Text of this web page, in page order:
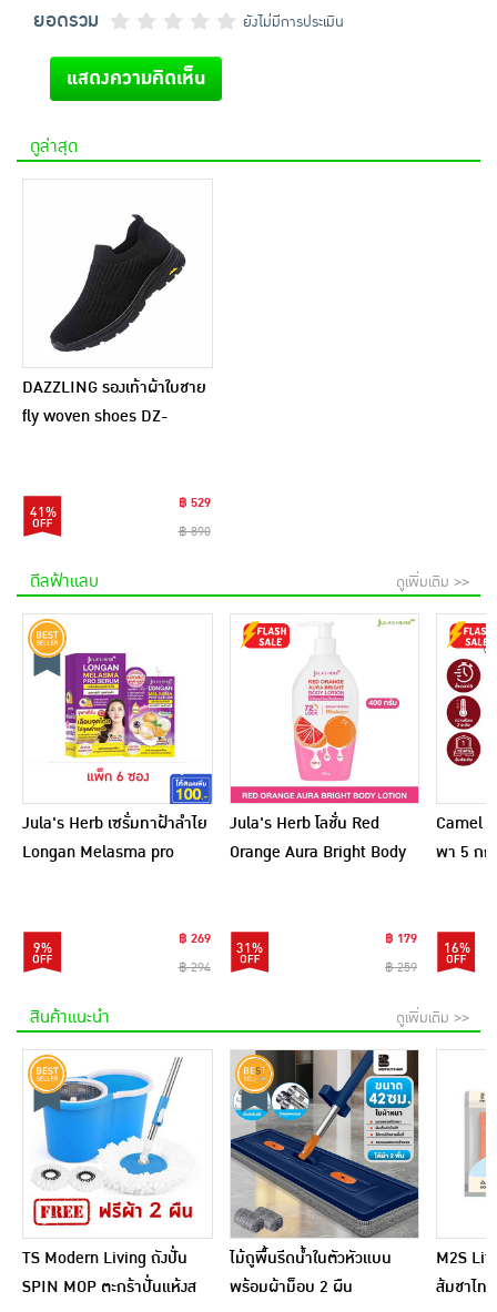
ยอดรวม ยังไม่มีการประเมิน
แสดงความคิดเห็น
ดูล่าสุด
DAZZLING รองเท้าผ้าใบชาย
fly woven shoes DZ-
41%
฿ 529
฿ 890
ดีลฟ้าแลบ ดูเพิ่มเติม >>
Jula's Herb เซรั่มทาฝ้าลำไย
Longan Melasma pro
9%
฿ 269
฿ 294
Jula's Herb โลชั่น Red
Orange Aura Bright Body
31%
฿ 179
฿ 259
Camel
พา 5 กก
16%
สินค้าแนะนำ ดูเพิ่มเติม >>
TS Modern Living ถังปั่น
SPIN MOP ตะกร้าปั่นแห้งส
ไม้ถูพื้นรีดน้ำในตัวหัวแบน
พร้อมผ้าม็อบ 2 ผืน
M2S
ส้มชาไท